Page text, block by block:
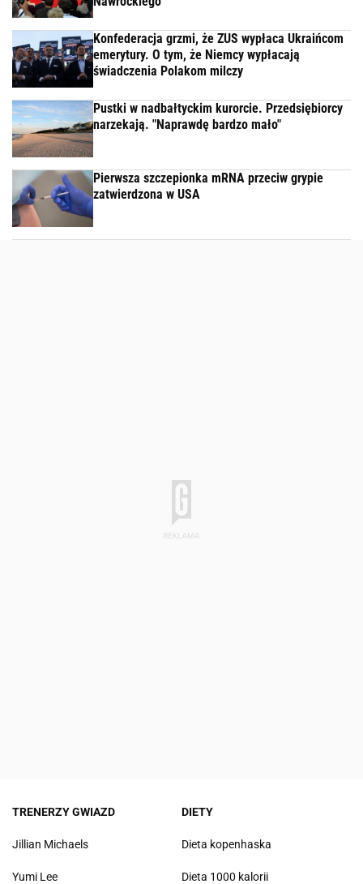
Konfederacja grzmi, że ZUS wypłaca Ukraińcom
emerytury. O tym, że Niemcy wypłacają
świadczenia Polakom milczy
Pustki w nadbałtyckim kurorcie. Przedsiębiorcy
narzekają. "Naprawdę bardzo mało"
Pierwsza szczepionka mRNA przeciw grypie
zatwierdzona w USA
TRENERZY GWIAZD
Jillian Michaels
Yumi Lee
DIETY
Dieta kopenhaska
Dieta 1000 kalorii